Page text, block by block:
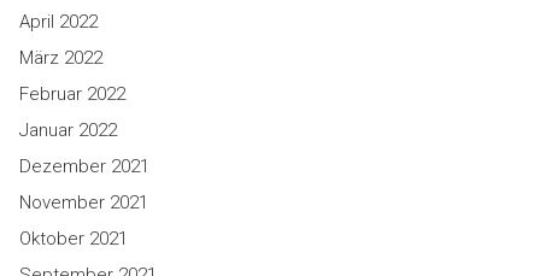
April 2022
März 2022
Februar 2022
Januar 2022
Dezember 2021
November 2021
Oktober 2021